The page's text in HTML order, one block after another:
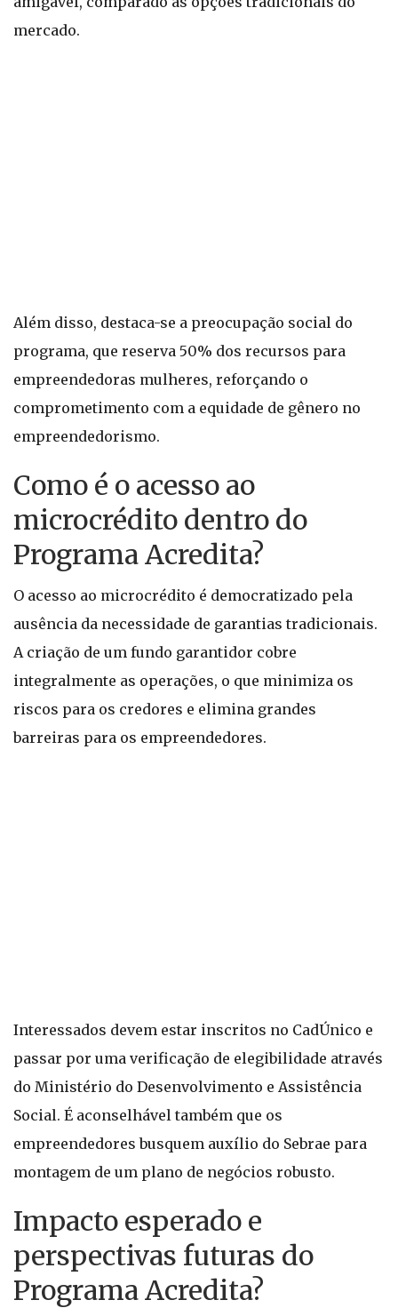
mercado.
Além disso, destaca-se a preocupação social do
programa, que reserva 50% dos recursos para
empreendedoras mulheres, reforçando o
comprometimento com a equidade de gênero no
empreendedorismo.
Como é o acesso ao
microcrédito dentro do
Programa Acredita?
O acesso ao microcrédito é democratizado pela
ausência da necessidade de garantias tradicionais.
A criação de um fundo garantidor cobre
integralmente as operações, o que minimiza os
riscos para os credores e elimina grandes
barreiras para os empreendedores.
Interessados devem estar inscritos no CadÚnico e
passar por uma verificação de elegibilidade através
do Ministério do Desenvolvimento e Assistência
Social. É aconselhável também que os
empreendedores busquem auxílio do Sebrae para
montagem de um plano de negócios robusto.
Impacto esperado e
perspectivas futuras do
Programa Acredita?